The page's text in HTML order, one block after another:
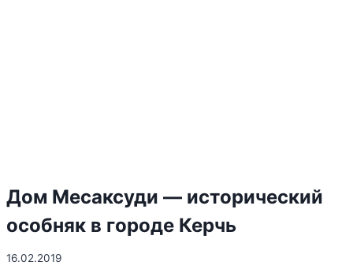
Дом Месаксуди — исторический
особняк в городе Керчь
16.02.2019